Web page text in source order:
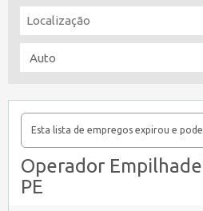
Esta lista de empregos expirou e
Operador
PE